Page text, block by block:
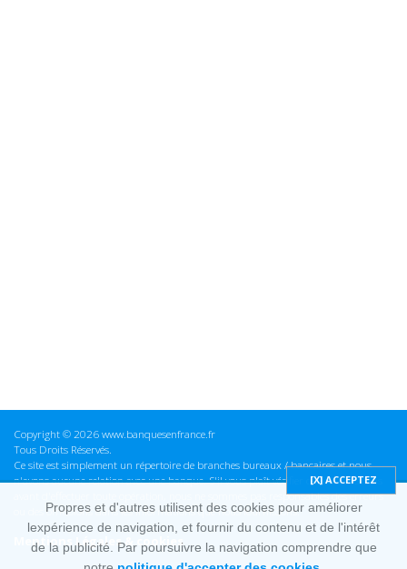
Copyright © 2026 www.banquesenfrance.fr
Tous Droits Réservés.
Ce site est simplement un répertoire de branches bureaux / bancaires et nous
n'avons aucune relation avec une banque. S'il vous plaît vérifier ces informations
avant d'effectuer toute opération, nous ne sommes pas responsables des erreurs
ou des omissions dans les informations que nous fournissons.
Mentions Légales & cookies
Propres et d'autres utilisent des cookies pour améliorer
lexpérience de navigation, et fournir du contenu et de l'intérêt
de la publicité. Par poursuivre la navigation comprendre que